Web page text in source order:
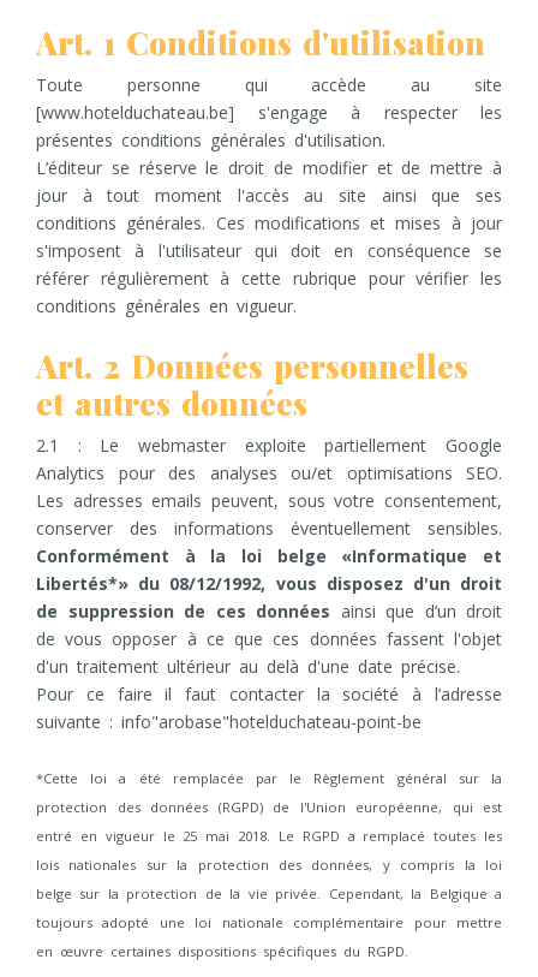
Art. 1 Conditions d'utilisation
Toute personne qui accède au site
[www.hotelduchateau.be] s'engage à respecter les
présentes conditions générales d'utilisation.
L’éditeur se réserve le droit de modifier et de mettre à
jour à tout moment l'accès au site ainsi que ses
conditions générales. Ces modifications et mises à jour
s'imposent à l'utilisateur qui doit en conséquence se
référer régulièrement à cette rubrique pour vérifier les
conditions générales en vigueur.
Art. 2 Données personnelles
et autres données
2.1 : Le webmaster exploite partiellement Google
Analytics pour des analyses ou/et optimisations SEO.
Les adresses emails peuvent, sous votre consentement,
conserver des informations éventuellement sensibles.
Conformément à la loi belge «Informatique et
Libertés*» du 08/12/1992, vous disposez d'un droit
de suppression de ces données ainsi que d’un droit
de vous opposer à ce que ces données fassent l'objet
d'un traitement ultérieur au delà d'une date précise.
Pour ce faire il faut contacter la société à l’adresse
suivante : info"arobase"hotelduchateau-point-be
*Cette loi a été remplacée par le Règlement général sur la
protection des données (RGPD) de l'Union européenne, qui est
entré en vigueur le 25 mai 2018. Le RGPD a remplacé toutes les
lois nationales sur la protection des données, y compris la loi
belge sur la protection de la vie privée. Cependant, la Belgique a
toujours adopté une loi nationale complémentaire pour mettre
en œuvre certaines dispositions spécifiques du RGPD.